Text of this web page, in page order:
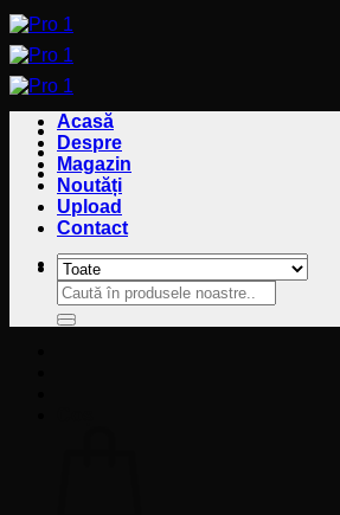
Sari
la
conținut
Caută
după:
Acasă
Despre
Magazin
Noutăți
Upload
Contact
Caută
după: